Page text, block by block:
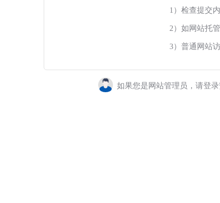
1）检查提交
2）如网站托
3）普通网站
如果您是网站管理员，请登